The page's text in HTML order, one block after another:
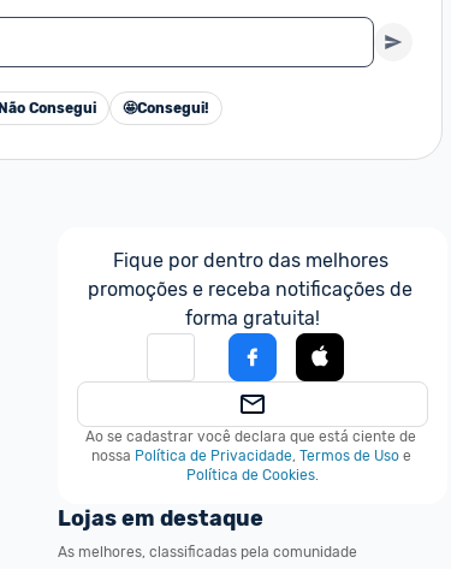
Não Consegui 🤩Consegui!
Fique por dentro das melhores
promoções e receba notificações de
forma gratuita!
Ao se cadastrar você declara que está ciente de
nossa Política de Privacidade, Termos de Uso e
Política de Cookies.
Lojas em destaque
As melhores, classificadas pela comunidade